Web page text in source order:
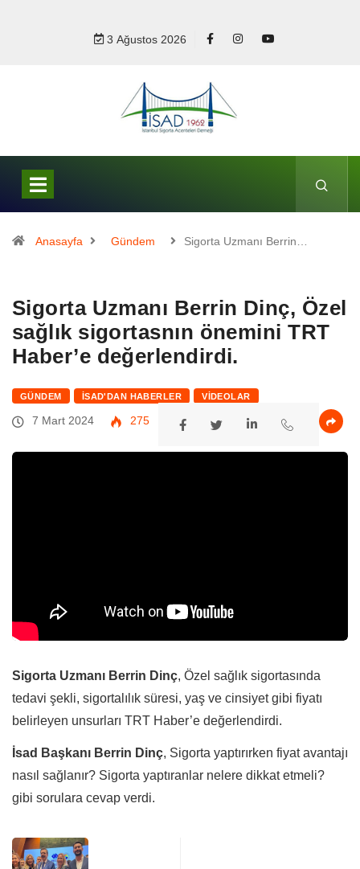
3 Ağustos 2026
Anasayfa Gündem Sigorta Uzmanı Berrin…
Sigorta Uzmanı Berrin Dinç, Özel
sağlık sigortasnın önemini TRT
Haber’e değerlendirdi.
GÜNDEM İSAD'DAN HABERLER VIDEOLAR
7 Mart 2024 275
Sigorta Uzmanı Berrin Dinç, Özel sağlık sigortasında
tedavi şekli, sigortalılık süresi, yaş ve cinsiyet gibi fiyatı
belirleyen unsurları TRT Haber’e değerlendirdi.
İsad Başkanı Berrin Dinç, Sigorta yaptırırken fiyat avantajı
nasıl sağlanır? Sigorta yaptıranlar nelere dikkat etmeli?
gibi sorulara cevap verdi.